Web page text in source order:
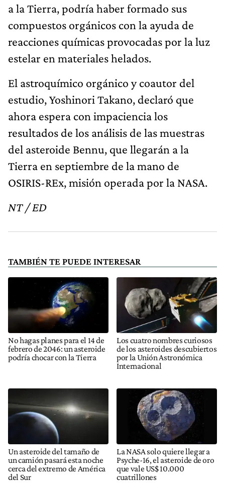
a la Tierra, podría haber formado sus
compuestos orgánicos con la ayuda de
reacciones químicas provocadas por la luz
estelar en materiales helados.
El astroquímico orgánico y coautor del
estudio, Yoshinori Takano, declaró que
ahora espera con impaciencia los
resultados de los análisis de las muestras
del asteroide Bennu, que llegarán a la
Tierra en septiembre de la mano de
OSIRIS-REx, misión operada por la NASA.
NT / ED
TAMBIÉN TE PUEDE INTERESAR
No hagas planes para el 14 de
febrero de 2046: un asteroide
podría chocar con la Tierra
Los cuatro nombres curiosos
de los asteroides descubiertos
por la Unión Astronómica
Internacional
Un asteroide del tamaño de
un camión pasará esta noche
cerca del extremo de América
del Sur
La NASA solo quiere llegar a
Psyche-16, el asteroide de oro
que vale US$ 10.000
cuatrillones